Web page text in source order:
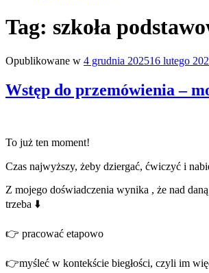
Tag: szkoła
Opublikowane w 4 grudnia 202516 lutego
Wstęp do przemówienia –
To już ten moment!
Czas najwyższy, żeby dziergać, ćwiczyć i
Z mojego doświadczenia wynika , że nad
trzeba ⬇️
👉 pracować etapowo
👉myśleć w kontekście biegłości, czyli im